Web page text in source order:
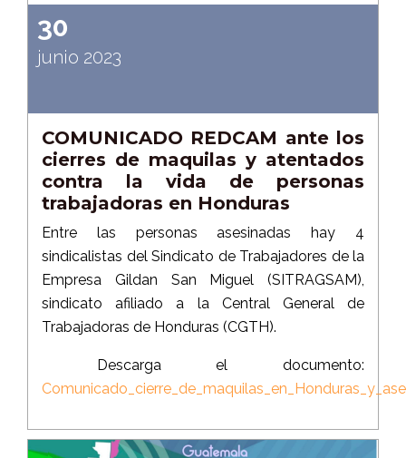
30
junio 2023
COMUNICADO REDCAM ante los
cierres de maquilas y atentados
contra la vida de personas
trabajadoras en Honduras
Entre las personas asesinadas hay 4
sindicalistas del Sindicato de Trabajadores de la
Empresa Gildan San Miguel (SITRAGSAM),
sindicato afiliado a la Central General de
Trabajadoras de Honduras (CGTH).
Descarga el documento: